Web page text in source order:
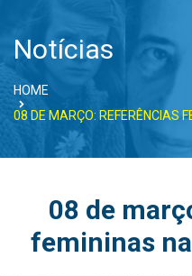
Notícias
HOME
08 DE MARÇO: REFERÊNCIAS
08 de
femininas